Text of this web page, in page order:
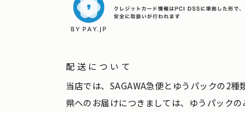
配送について
当店では、SAGAWA急便とゆうパックの2
県へのお届けにつきましては、ゆうパック